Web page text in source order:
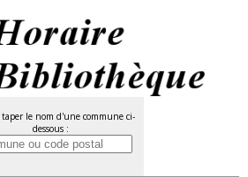
le nom d'une commune ci-
dessous :